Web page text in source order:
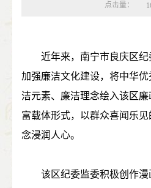
点击量：
近年来，南宁市良庆区
加强廉洁文化建设，将中华
洁元素、廉洁理念绘入该区
富载体形式，以群众喜闻乐
念浸润人心。
该区纪委监委积极创作